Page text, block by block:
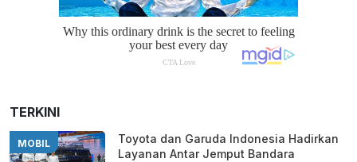
TERKINI
MOBIL
Toyota dan Garuda Indonesia Hadirkan
Layanan Antar Jemput Bandara